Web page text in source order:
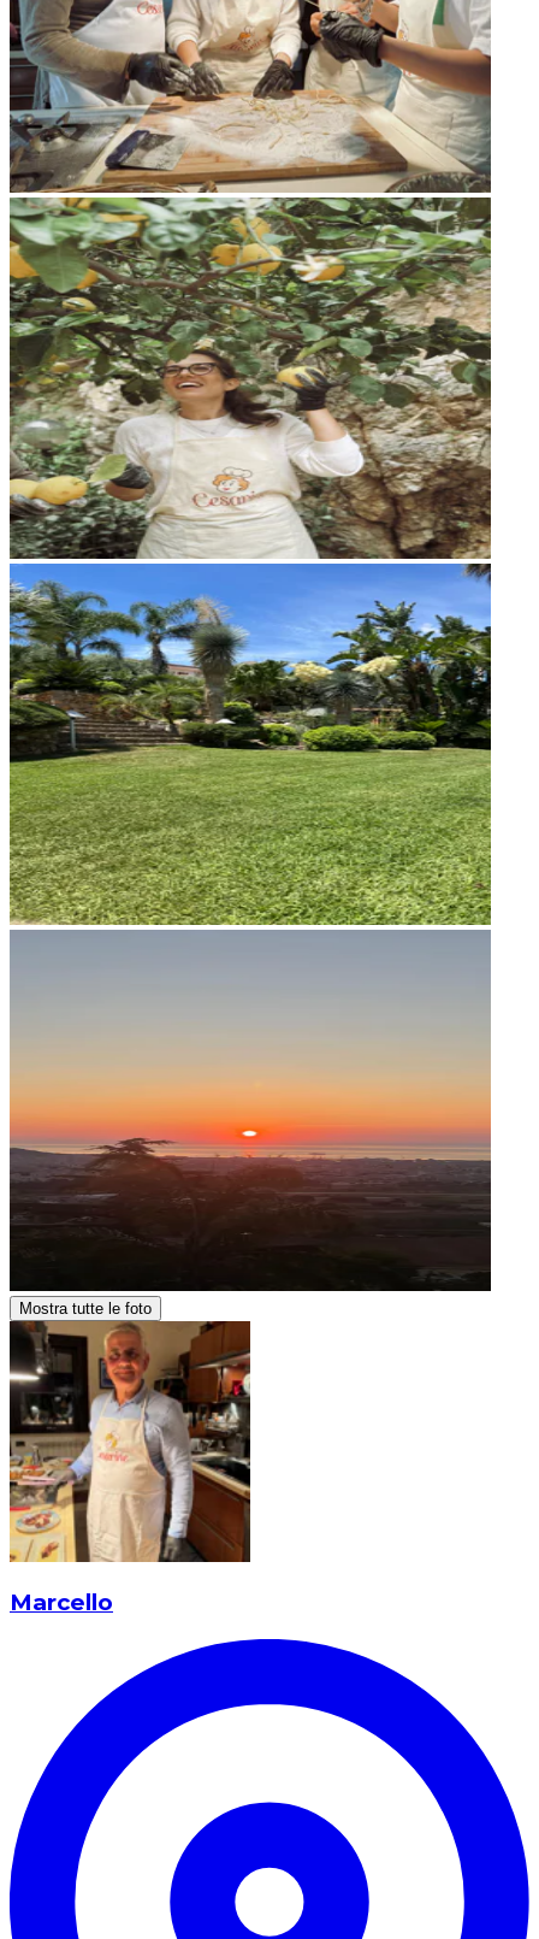
Mostra tutte le foto
Marcello